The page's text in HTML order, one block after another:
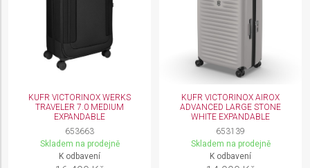
KUFR VICTORINOX WERKS
TRAVELER 7.0 MEDIUM
EXPANDABLE
653663
Skladem na prodejně
K odbavení
KUFR VICTORINOX AIROX
ADVANCED LARGE STONE
WHITE EXPANDABLE
653139
Skladem na prodejně
K odbavení